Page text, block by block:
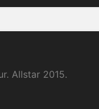
Allstar 2015.